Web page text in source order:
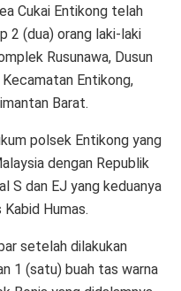
Cukai Entikong telah
2 (dua) orang laki-laki
Rusunawa, Dusun
Entikong,
Barat.
polsek Entikong yang
dengan Republik
S dan EJ yang keduanya
Kabid Humas.
setelah dilakukan
1 (satu) buah tas warna